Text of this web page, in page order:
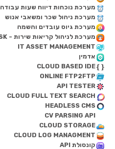
מערכת נוכחות דיווח שעות עבודה
מערכת ניהול שכר ומשאבי אנוש
מערכת גיוס עובדים והשמה
מערכת לניהול קריאות שירות - HELP DESK
IT ASSET MANAGEMENT
אדמין
CLOUD BASED IDE
ONLINE FTP2FTP
API TESTER
CLOUD FULL TEXT SEARCH
HEADLESS CMS
CV PARSING API
CLOUD STORAGE
CLOUD LOG MANAGMENT
קונסולת API